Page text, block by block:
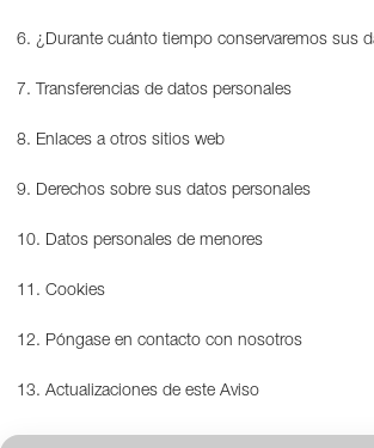
6. ¿Durante cuánto tiempo conservaremos sus
7. Transferencias de datos personales
8. Enlaces a otros sitios web
9. Derechos sobre sus datos personales
10. Datos personales de menores
11. Cookies
12. Póngase en contacto con nosotros
13. Actualizaciones de este Aviso